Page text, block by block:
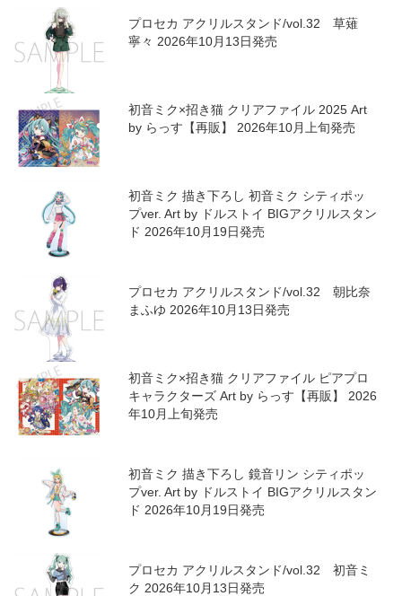
プロセカ アクリルスタンド/vol.32 草薙
寧々 2026年10月13日発売
初音ミク×招き猫 クリアファイル 2025 Art
by らっす【再販】 2026年10月上旬発売
初音ミク 描き下ろし 初音ミク シティポッ
プver. Art by ドルストイ BIGアクリルスタン
ド 2026年10月19日発売
プロセカ アクリルスタンド/vol.32 朝比奈
まふゆ 2026年10月13日発売
初音ミク×招き猫 クリアファイル ピアプロ
キャラクターズ Art by らっす【再販】 2026
年10月上旬発売
初音ミク 描き下ろし 鏡音リン シティポッ
プver. Art by ドルストイ BIGアクリルスタン
ド 2026年10月19日発売
プロセカ アクリルスタンド/vol.32 初音ミ
ク 2026年10月13日発売